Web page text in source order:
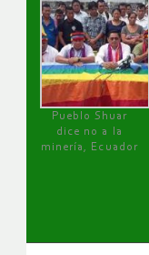
Pueblo Shuar
dice no a la
minería, Ecuador